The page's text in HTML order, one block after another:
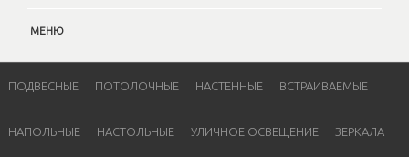
МЕНЮ
ПОДВЕСНЫЕ ПОТОЛОЧНЫЕ НАСТЕННЫЕ ВСТРАИВАЕМЫЕ
НАПОЛЬНЫЕ НАСТОЛЬНЫЕ УЛИЧНОЕ ОСВЕЩЕНИЕ ЗЕРКАЛА